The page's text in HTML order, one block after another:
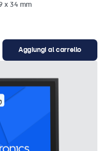
x 34 mm
Aggiungi al carrello